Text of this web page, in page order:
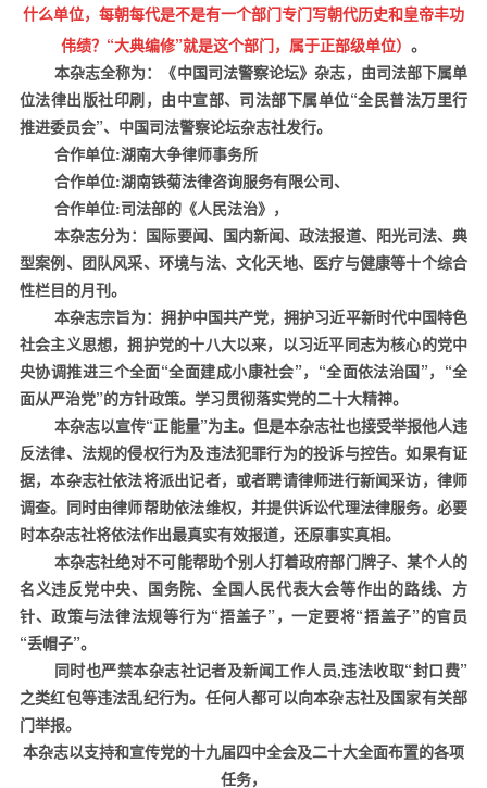
什么单位，每朝每代是不是有一个部门专门写朝代历史和皇帝丰功
伟绩？“大典编修”就是这个部门，属于正部级单位） 。
本杂志全称为：《中国司法警察论坛》杂志，由司法部下属单
位法律出版社印刷，由中宣部、司法部下属单位“全民普法万里行
推进委员会”、中国司法警察论坛杂志社发行。
合作单位:湖南大争律师事务所
合作单位:湖南铁菊法律咨询服务有限公司、
合作单位:司法部的《人民法治》 ，
本杂志分为：国际要闻、国内新闻、政法报道、阳光司法、典
型案例、团队风采、环境与法、文化天地、医疗与健康等十个综合
性栏目的月刊。
本杂志宗旨为：拥护中国共产党，拥护习近平新时代中国特色
社会主义思想，拥护党的十八大以来，以习近平同志为核心的党中
央协调推进三个全面“全面建成小康社会”，“全面依法治国”，“全
面从严治党”的方针政策。学习贯彻落实党的二十大精神。
本杂志以宣传“正能量”为主。但是本杂志社也接受举报他人违
反法律、法规的侵权行为及违法犯罪行为的投诉与控告。如果有证
据，本杂志社依法将派出记者，或者聘请律师进行新闻采访，律师
调查。同时由律师帮助依法维权，并提供诉讼代理法律服务。必要
时本杂志社将依法作出最真实有效报道，还原事实真相。
本杂志社绝对不可能帮助个别人打着政府部门牌子、某个人的
名义违反党中央、国务院、全国人民代表大会等作出的路线、方
针、政策与法律法规等行为“捂盖子”，一定要将“捂盖子”的官员
“丢帽子”。
同时也严禁本杂志社记者及新闻工作人员,违法收取“封口费”
之类红包等违法乱纪行为。任何人都可以向本杂志社及国家有关部
门举报。
本杂志以支持和宣传党的十九届四中全会及二十大全面布置的各项
任务，